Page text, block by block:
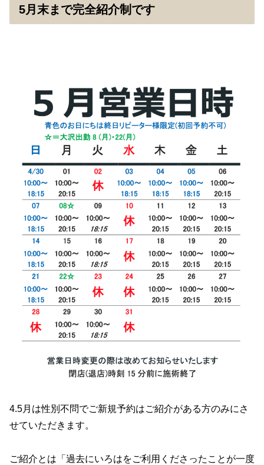
5月末まで完全紹介制です
4.5月は性別不問でご新規予約はご紹介がある方のみにさ
せていただきます。
ご紹介とは「過去にいろはをご利用くださったことが一度